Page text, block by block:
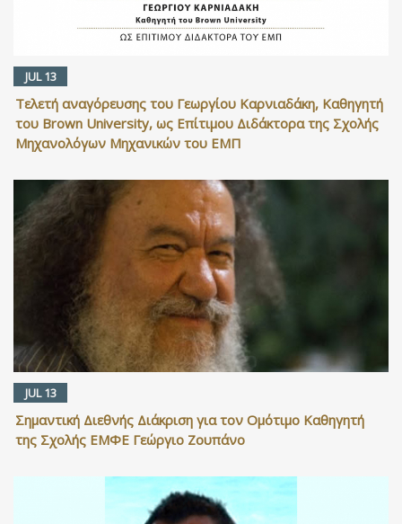
JUL 13
Τελετή αναγόρευσης του Γεωργίου Καρνιαδάκη, Καθηγητή
του Brown University, ως Επίτιμου Διδάκτορα της Σχολής
Μηχανολόγων Μηχανικών του ΕΜΠ
JUL 13
Σημαντική Διεθνής Διάκριση για τον Ομότιμο Καθηγητή
της Σχολής ΕΜΦΕ Γεώργιο Ζουπάνο